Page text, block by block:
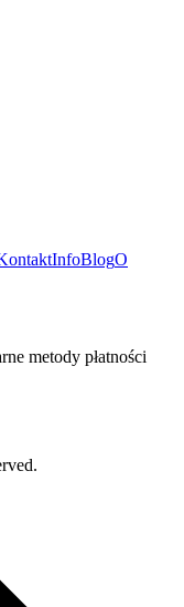
InfoBlogO
metody płatności